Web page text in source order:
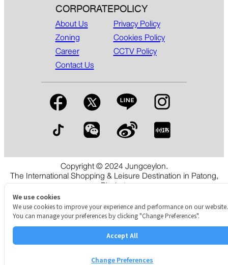
CORPORATE
About Us
Zoning
Career
Contact Us
POLICY
Privacy Policy
Cookies Policy
CCTV Policy
Copyright © 2024 Jungceylon.
The International Shopping & Leisure Destination in Patong,
Phuket.
We use cookies
We use cookies to improve your experience and performance on our website.
You can manage your preferences by clicking "Change Preferences".
Accept All
Change Preferences